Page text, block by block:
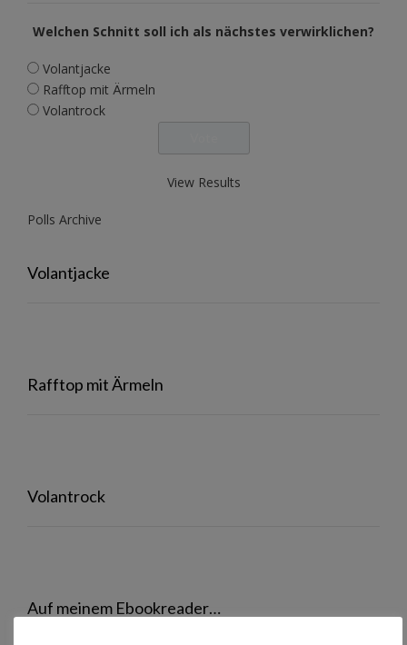
Welchen Schnitt soll ich als nächstes verwirklichen?
Volantjacke
Rafftop mit Ärmeln
Volantrock
View Results
Polls Archive
Volantjacke
Rafftop mit Ärmeln
Volantrock
Auf meinem Ebookreader…